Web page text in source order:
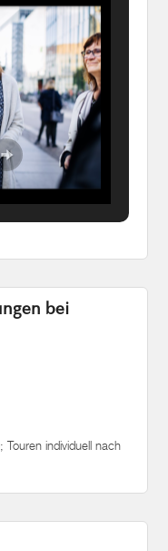
bei
individuell nach